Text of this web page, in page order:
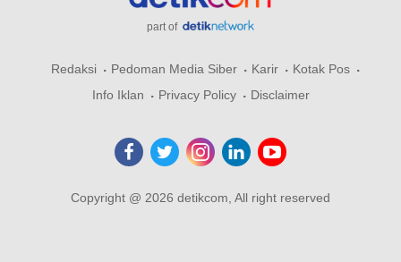
part of
Redaksi Pedoman Media Siber Karir
Kotak Pos
Info Iklan
Privacy Policy Disclaimer
Copyright @ 2026 detikcom, All right reserved